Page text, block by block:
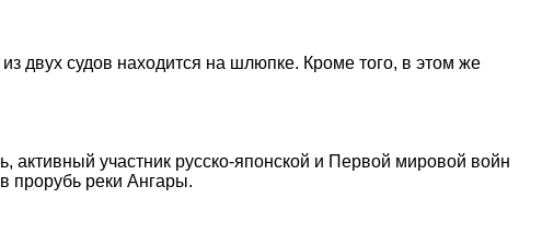
двух судов находится на шлюпке. Кроме того, в этом же
активный участник русско-японской и Первой мировой войн
прорубь реки Ангары.